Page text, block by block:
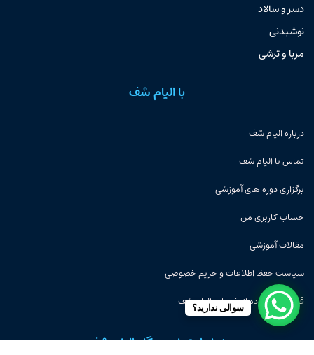
دسر و سالاد
نوشیدنی
مربا و ترشی
با الیام شف
درباره الیام شف
تماس با الیام شف
برگزاری دوره های آموزشی
حساب کاربری من
مقالات آموزشی
سیاست حفظ اطلاعات و حریم خصوصی
قوانین استفاده از خدمات الیام شف
نماد اعتماد و درگاه الیام شف
سوالی ندارید؟